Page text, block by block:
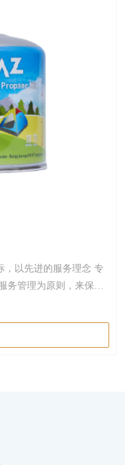
，以先进的服务理念 专
务管理为原则，来保证